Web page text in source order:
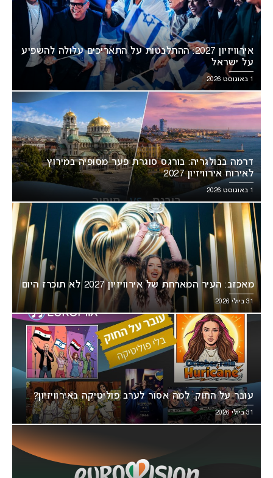
אירוויזיון 2027: ההתלבטות על התאריכים עלולה להשפיע
על ישראל
1 באוגוסט 2026
דרמה בבולגריה: בורגס סוגרת פער מסופיה במירוץ
לאירוח אירוויזיון 2027
1 באוגוסט 2026
מאכזב: העיר המארחת של אירוויזיון 2027 לא תוכרז היום
31 ביולי 2026
עובר על החוק: למה אסור לערב פוליטיקה באירוויזיון?
31 ביולי 2026